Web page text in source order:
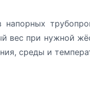
напорных
вес при нужной
среды и